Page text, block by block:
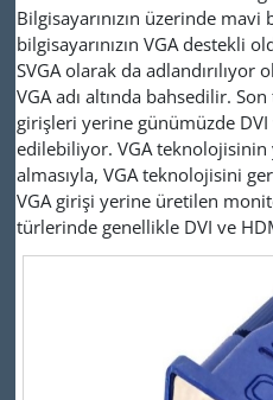
Bilgisayarınızın üzerinde mavi
bilgisayarınızın VGA destekli
SVGA olarak da adlandırılıyor
VGA adı altında bahsedilir.
girişleri yerine günümüzde
edilebiliyor. VGA teknolojisinin
almasıyla, VGA teknolojisini
VGA girişi yerine üretilen
türlerinde genellikle DVI ve